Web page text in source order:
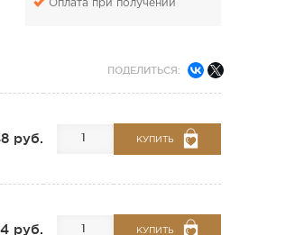
Оплата при получении
ПОДЕЛИТЬСЯ:
руб. КУПИТЬ
руб. КУПИТЬ